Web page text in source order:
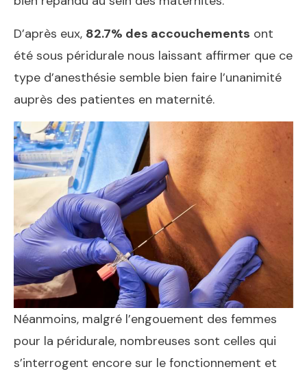
D’après eux, 82.7% des accouchements ont
été sous péridurale nous laissant affirmer que ce
type d’anesthésie semble bien faire l’unanimité
auprès des patientes en maternité.
Néanmoins, malgré l’engouement des femmes
pour la péridurale, nombreuses sont celles qui
s’interrogent encore sur le fonctionnement et